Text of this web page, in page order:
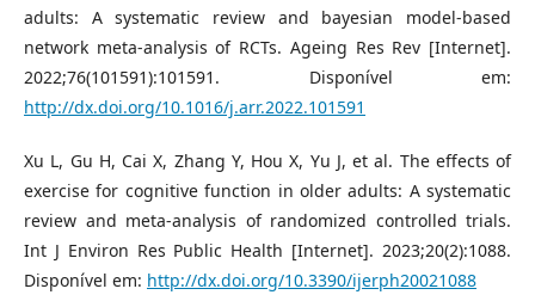
adults: A systematic review and bayesian model-based
network meta-analysis of RCTs. Ageing Res Rev [Internet].
2022;76(101591):101591. Disponível em:
http://dx.doi.org/10.1016/j.arr.2022.101591
Xu L, Gu H, Cai X, Zhang Y, Hou X, Yu J, et al. The effects of
exercise for cognitive function in older adults: A systematic
review and meta-analysis of randomized controlled trials.
Int J Environ Res Public Health [Internet]. 2023;20(2):1088.
Disponível em: http://dx.doi.org/10.3390/ijerph20021088